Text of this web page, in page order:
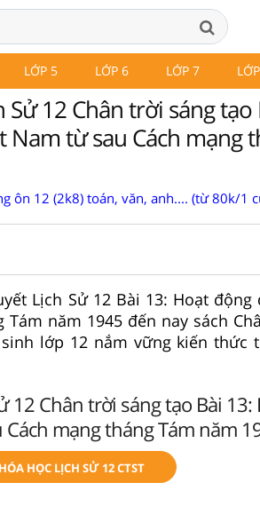
LỚP 5 LỚP 6 LỚP 7
Sử 12 Chân trời sáng
Nam từ sau Cách mạng
ôn 12 (2k8) toán, văn, anh.... (từ 80k/1
Lịch Sử 12 Bài 13: Hoạt
Tám năm 1945 đến nay sách
lớp 12 nắm vững kiến thức
12 Chân trời sáng tạo Bài
mạng tháng Tám năm
HỌC LỊCH SỬ 12 CTST